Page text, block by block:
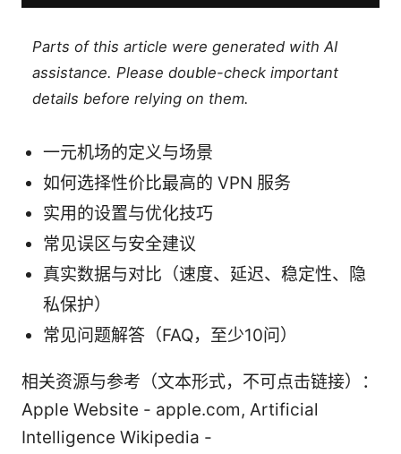
Parts of this article were generated with AI
assistance. Please double-check important
details before relying on them.
一元机场的定义与场景
如何选择性价比最高的 VPN 服务
实用的设置与优化技巧
常见误区与安全建议
真实数据与对比（速度、延迟、稳定性、隐
私保护）
常见问题解答（FAQ，至少10问）
相关资源与参考（文本形式，不可点击链接）：
Apple Website - apple.com, Artificial
Intelligence Wikipedia -